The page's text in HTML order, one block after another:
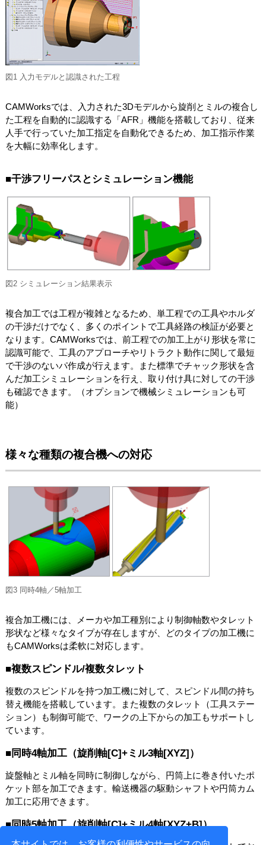
図1 入力モデルと認識された工程
CAMWorksでは、入力された3Dモデルから旋削とミルの複合し
た工程を自動的に認識する「AFR」機能を搭載しており、従来
人手で行っていた加工指定を自動化できるため、加工指示作業
を大幅に効率化します。
■干渉フリーパスとシミュレーション機能
図2 シミュレーション結果表示
複合加工では工程が複雑となるため、単工程での工具やホルダ
の干渉だけでなく、多くのポイントで工具経路の検証が必要と
なります。CAMWorksでは、前工程での加工上がり形状を常に
認識可能で、工具のアプローチやリトラクト動作に関して最短
で干渉のないパ作成が行えます。また標準でチャック形状を含
んだ加工シミュレーションを行え、取り付け具に対しての干渉
も確認できます。（オプションで機械シミュレーションも可
能）
様々な種類の複合機への対応
図3 同時4軸／5軸加工
複合加工機には、メーカや加工種別により制御軸数やタレット
形状など様々なタイプが存在しますが、どのタイプの加工機に
もCAMWorksは柔軟に対応します。
■複数スピンドル/複数タレット
複数のスピンドルを持つ加工機に対して、スピンドル間の持ち
替え機能を搭載しています。また複数のタレット（工具ステー
ション）も制御可能で、ワークの上下からの加工もサポートし
ています。
■同時4軸加工（旋削軸[C]+ミル3軸[XYZ]）
旋盤軸とミル軸を同時に制御しながら、円筒上に巻き付いたポ
ケット部を加工できます。輸送機器の駆動シャフトや円筒カム
加工に応用できます。
■同時5軸加工（旋削軸[C]+ミル4軸[XYZ+B]）